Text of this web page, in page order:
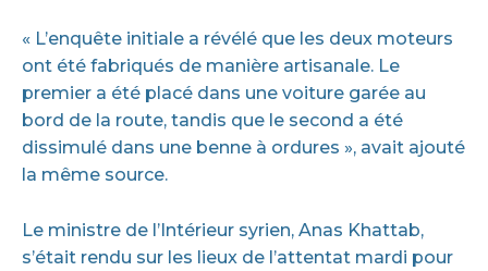
« L’enquête initiale a révélé que les deux moteurs
ont été fabriqués de manière artisanale. Le
premier a été placé dans une voiture garée au
bord de la route, tandis que le second a été
dissimulé dans une benne à ordures », avait ajouté
la même source.
Le ministre de l’Intérieur syrien, Anas Khattab,
s’était rendu sur les lieux de l’attentat mardi pour